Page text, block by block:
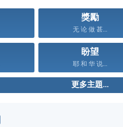
獎勵
无 论 做 甚...
盼望
耶 和 华 说...
更多主題...